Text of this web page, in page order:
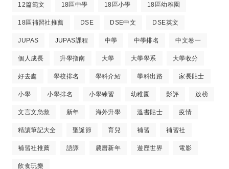
12篇範文 18區中學 18區小學 18區幼稚園
18區補習社推薦 DSE DSE中文 DSE英文
JUPAS JUPAS課程 中學 中學排名 中文卷一
個人成長 升學指南 大學 大學學系 大學收分
好去處 學校排名 學科介紹 學科出路 家長貼士
小學 小學排名 小學練習 幼稚園 影評 放榜
文言文急救 新年 海外升學 溫書貼士 疫情
精讀筆記大全 聖誕節 育兒 補習 補習社
補習社推薦 語譯 農曆新年 遊歷世界 電影
飲食玩樂